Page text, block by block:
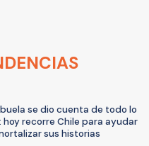
se dio cuenta de todo lo
hoy recorre Chile para ayudar
sus historias